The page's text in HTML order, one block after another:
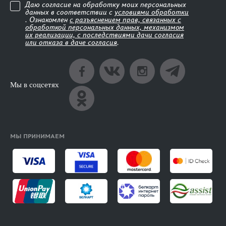
Даю согласие на обработку моих персональных
данных в соответствии с условиями обработки
. Ознакомлен с разъяснением прав, связанных с
обработкой персональных данных, механизмом
их реализации, с последствиями дачи согласия
или отказа в даче согласия.
Мы в соцсетях
МЫ ПРИНИМАЕМ